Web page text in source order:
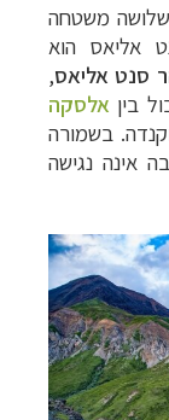
פי שלושה משטחה
אליאס הוא
סנט אליאס,
אלסקה
בשמורה
אינה נגישה